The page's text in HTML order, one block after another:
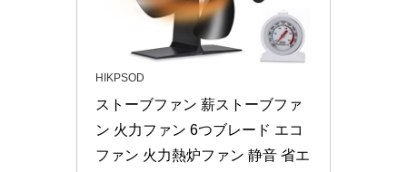
HIKPSOD
ストーブファン 薪ストーブファ
ン 火力ファン 6つブレード エコ
ファン 火力熱炉ファン 静音 省エ